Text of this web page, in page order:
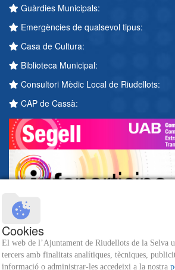
Guàrdies Municipals:
Emergències de qualsevol tipus:
Casa de Cultura:
Biblioteca Municipal:
Consultori Mèdic Local de Riudellots:
CAP de Cassà:
Cookies
El web de l’Ajuntament de Riudellots de la Selva
tercers amb finalitats analítiques, tècniques,
informació o administrar-les accedeixi a la nostra